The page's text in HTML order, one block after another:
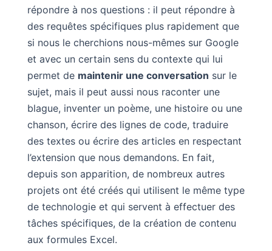
répondre à nos questions : il peut répondre à
des requêtes spécifiques plus rapidement que
si nous le cherchions nous-mêmes sur Google
et avec un certain sens du contexte qui lui
permet de maintenir une conversation sur le
sujet, mais il peut aussi nous raconter une
blague, inventer un poème, une histoire ou une
chanson, écrire des lignes de code, traduire
des textes ou écrire des articles en respectant
l’extension que nous demandons. En fait,
depuis son apparition, de nombreux autres
projets ont été créés qui utilisent le même type
de technologie et qui servent à effectuer des
tâches spécifiques, de la création de contenu
aux formules Excel.